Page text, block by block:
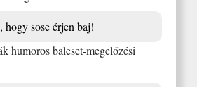
sose érjen baj!
humoros baleset-megelőzési